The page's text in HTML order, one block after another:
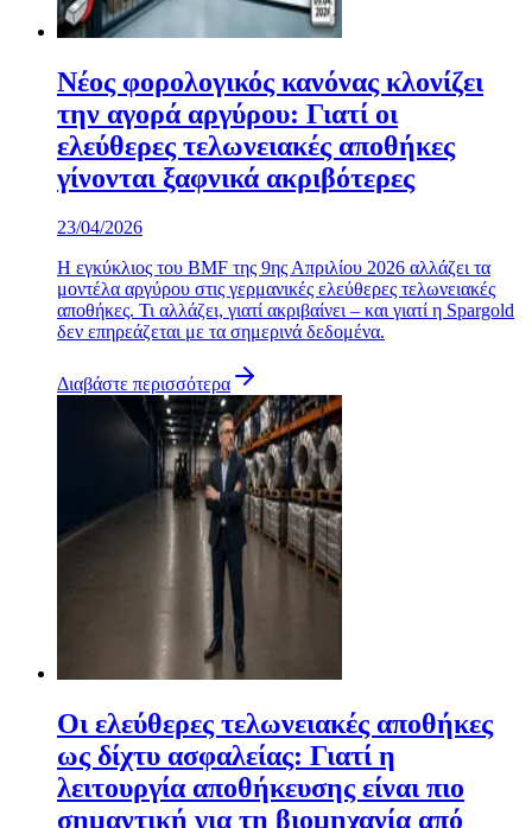
Νέος φορολογικός κανόνας κλονίζει
την αγορά αργύρου: Γιατί οι
ελεύθερες τελωνειακές αποθήκες
γίνονται ξαφνικά ακριβότερες
23/04/2026
Η εγκύκλιος του BMF της 9ης Απριλίου 2026 αλλάζει τα
μοντέλα αργύρου στις γερμανικές ελεύθερες τελωνειακές
αποθήκες. Τι αλλάζει, γιατί ακριβαίνει – και γιατί η Spargold
δεν επηρεάζεται με τα σημερινά δεδομένα.
Διαβάστε περισσότερα
Οι ελεύθερες τελωνειακές αποθήκες
ως δίχτυ ασφαλείας: Γιατί η
λειτουργία αποθήκευσης είναι πιο
σημαντική για τη βιομηχανία από